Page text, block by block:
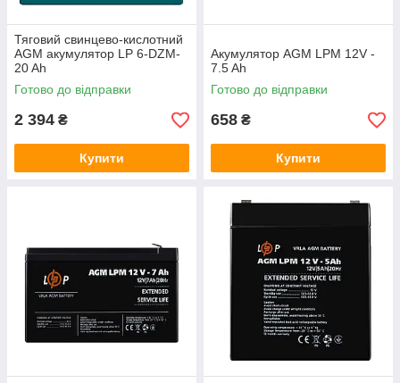
Тяговий свинцево-кислотний
AGM акумулятор LP 6-DZM-
20 Ah
Готово до відправки
2 394 ₴
Купити
Акумулятор AGM LPM 12V -
7.5 Ah
Готово до відправки
658 ₴
Купити